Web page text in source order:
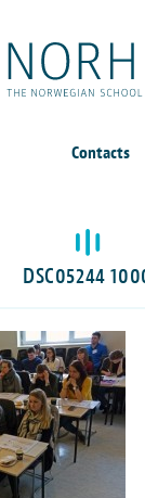
Contacts
DSC05244